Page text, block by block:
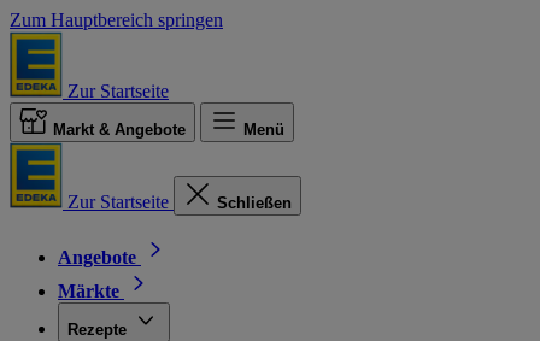
Zum Hauptbereich springen
Zur Startseite
Markt & Angebote Menü
Zur Startseite Schließen
Angebote
Märkte
Rezepte